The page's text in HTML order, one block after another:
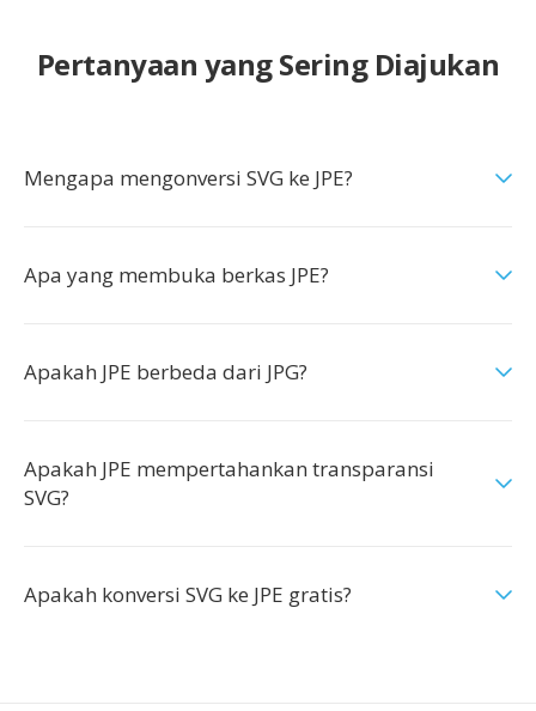
Pertanyaan yang Sering Diajukan
Mengapa mengonversi SVG ke JPE?
Apa yang membuka berkas JPE?
Apakah JPE berbeda dari JPG?
Apakah JPE mempertahankan transparansi
SVG?
Apakah konversi SVG ke JPE gratis?